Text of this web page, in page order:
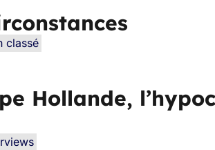
classé
Hollande,